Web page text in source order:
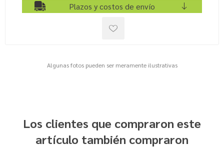
Plazos y costos de envío
Algunas fotos pueden ser meramente ilustrativas
Los clientes que compraron este
artículo también compraron